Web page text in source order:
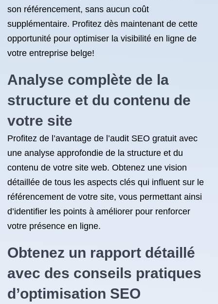
son référencement, sans aucun coût
supplémentaire. Profitez dès maintenant de cette
opportunité pour optimiser la visibilité en ligne de
votre entreprise belge!
Analyse complète de la
structure et du contenu de
votre site
Profitez de l’avantage de l’audit SEO gratuit avec
une analyse approfondie de la structure et du
contenu de votre site web. Obtenez une vision
détaillée de tous les aspects clés qui influent sur le
référencement de votre site, vous permettant ainsi
d’identifier les points à améliorer pour renforcer
votre présence en ligne.
Obtenez un rapport détaillé
avec des conseils pratiques
d’optimisation SEO